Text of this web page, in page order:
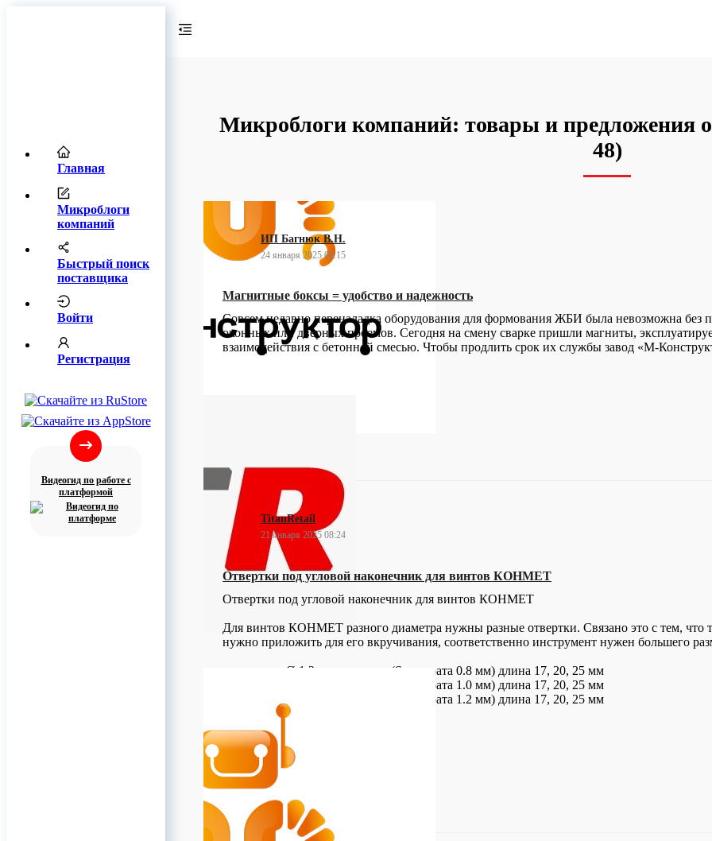
Главная
Микроблоги
компаний
Быстрый поиск
поставщика
Войти
Регистрация
Видеогид по работе с
платформой
Микроблоги компаний: товары и предложения
48)
ИП Багнюк В.Н.
24 января 2025 06:15
Магнитные боксы = удобство и надежность
Совсем недавно переналадка оборудования для формования ЖБИ была невозможна без
оконных или дверных проемов. Сегодня на смену сварке пришли магниты,
взаимодействия с бетонной смесью. Чтобы продлить срок их службы завод «М-
TitanRetail
21 января 2025 08:24
Отвертки под угловой наконечник для винтов КОНМЕТ
Отвертки под угловой наконечник для винтов КОНМЕТ
Для винтов КОНМЕТ разного диаметра нужны разные отвертки. Связано это с тем, что
нужно приложить для его вкручивания, соответственно инструмент нужен большего
для винтов Ø 1.2 мм: отвертка (S квадрата 0.8 мм) длина 17, 20, 25 мм
для винтов Ø 1.5 мм: отвертка (S квадрата 1.0 мм) длина 17, 20, 25 мм
для винтов Ø 2.0 мм: отвертка (S квадрата 1.2 мм) длина 17, 20, 25 мм
Так же, есть ручная отвертка с наса
0